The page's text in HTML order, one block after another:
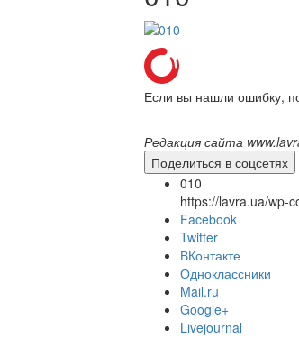
Если вы нашли ошибку,
Редакция сайта
Поделиться в соцсетях
010
https://lavra.ua/wp-
Facebook
Twitter
ВКонтакте
Одноклассники
Mail.ru
Google+
Livejournal